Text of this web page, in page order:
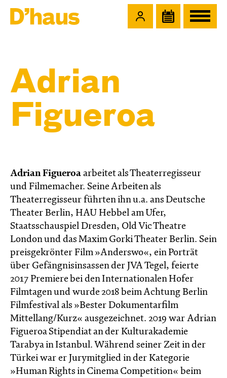
Adrian
Figueroa
Adrian Figueroa arbeitet als Theaterregisseur
und Filmemacher. Seine Arbeiten als
Theaterregisseur führten ihn u.a. ans Deutsche
Theater Berlin, HAU Hebbel am Ufer,
Staatsschauspiel Dresden, Old Vic Theatre
London und das Maxim Gorki Theater Berlin. Sein
preisgekrönter Film »Anderswo«, ein Porträt
über Gefängnisinsassen der JVA Tegel, feierte
2017 Premiere bei den Internationalen Hofer
Filmtagen und wurde 2018 beim Achtung Berlin
Filmfestival als »Bester Dokumentarfilm
Mittellang/Kurz« ausgezeichnet. 2019 war Adrian
Figueroa Stipendiat an der Kulturakademie
Tarabya in Istanbul. Während seiner Zeit in der
Türkei war er Jurymitglied in der Kategorie
»Human Rights in Cinema Competition« beim